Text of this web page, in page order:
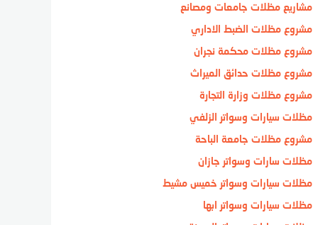
مشاريع مظلات جامعات ومصانع
مشروع مظلات الضبط الاداري
مشروع مظلات محكمة نجران
مشروع مظلات حدائق الميراث
مشروع مظلات وزارة التجارة
مظلات سيارات وسواتر الزلفي
مشروع مظلات جامعة الباحة
مظلات سارات وسواتر جازان
مظلات سيارات وسواتر خميس مشيط
مظلات سيارات وسواتر ابها